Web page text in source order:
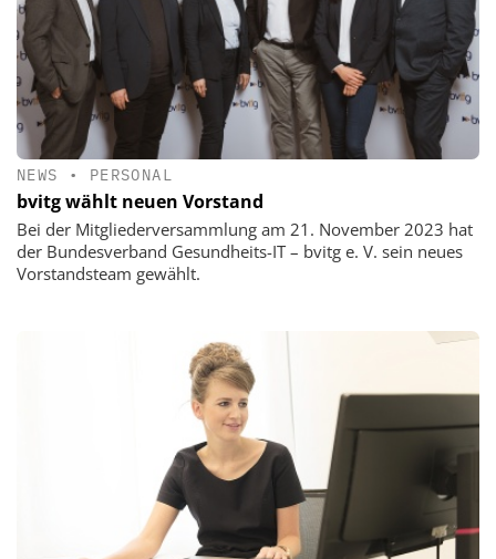
NEWS • PERSONAL
bvitg wählt neuen Vorstand
Bei der Mitgliederversammlung am 21. November 2023 hat
der Bundesverband Gesundheits-IT – bvitg e. V. sein neues
Vorstandsteam gewählt.